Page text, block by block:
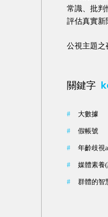
常識、批判
評估真實新
公視主題之
關鍵字
# 大數據
# 假帳號
# 年齡歧視
# 媒體素養
# 群體的智